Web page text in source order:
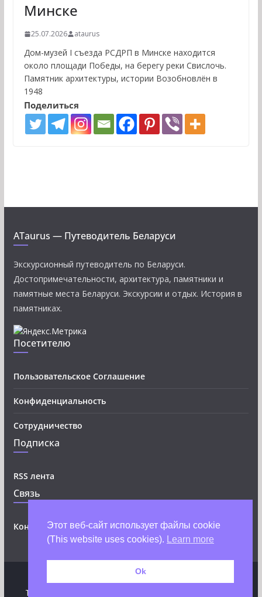
Минске
25.07.2026 ataurus
Дом-музей I съезда РСДРП в Минске находится
около площади Победы, на берегу реки Свислочь.
Памятник архитектуры, истории Возобновлён в
1948
Поделиться
ATaurus — Путеводитель Беларуси
Экскурсионный путеводитель по Беларуси.
Достопримечательности, архитектура, памятники и
памятные места Беларуси. Экскурсии и отдых. История в
памятниках.
Посетителю
Пользовательское Соглашение
Конфиденциальность
Сотрудничество
Подписка
RSS лента
Связь
Контакты
Тема
Этот веб-сайт использует файлы cookie
(This website uses cookies).
Learn more
Ok